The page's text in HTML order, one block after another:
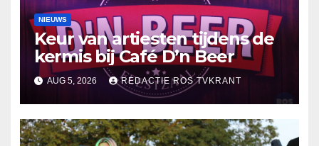
NIEUWS
Keur van artiesten tijdens de
kermis bij Café D’n Beer
AUG 5, 2026 REDACTIE ROS TVKRANT